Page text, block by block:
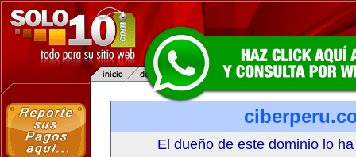
El dueño de este dominio lo